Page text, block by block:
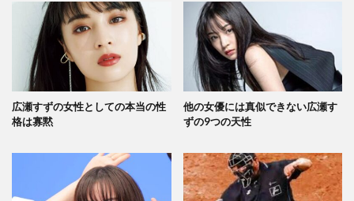
広瀬すずの女性としての本当の性
格は寡黙
他の女優には真似できない広瀬す
ずの9つの天性